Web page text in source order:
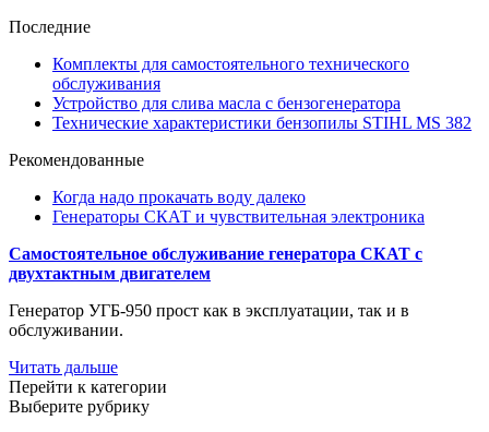
Последние
Комплекты для самостоятельного технического
обслуживания
Устройство для слива масла с бензогенератора
Технические характеристики бензопилы STIHL MS 382
Рекомендованные
Когда надо прокачать воду далеко
Генераторы СКАТ и чувствительная электроника
Самостоятельное обслуживание генератора СКАТ с
двухтактным двигателем
Генератор УГБ-950 прост как в эксплуатации, так и в
обслуживании.
Читать дальше
Перейти к категории
Выберите рубрику